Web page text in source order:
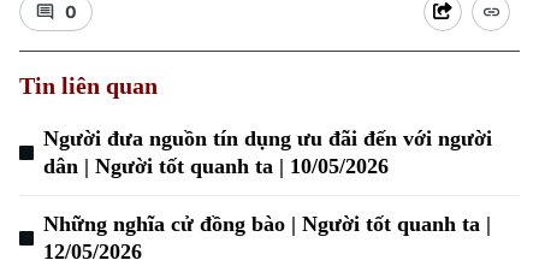
0
Tin liên quan
Người đưa nguồn tín dụng ưu đãi đến với người
dân | Người tốt quanh ta | 10/05/2026
Những nghĩa cử đồng bào | Người tốt quanh ta |
12/05/2026